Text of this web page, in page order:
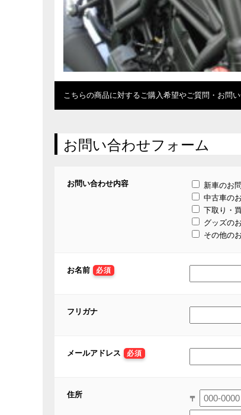
こちらの商品に対するご購入希望やご質問・お問
お問い合わせフォーム
お問い合わせ内容
新車のお
中古車の
下取り・
グッズの
その他の
お名前 必須
フリガナ
メールアドレス 必須
住所 〒